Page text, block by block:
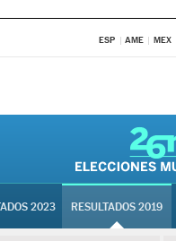
ESP AME MEX
2023 RESULTADOS 2019